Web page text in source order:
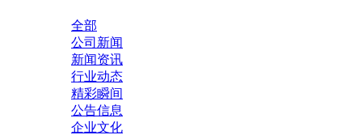
全部
公司新闻
新闻资讯
行业动态
精彩瞬间
公告信息
企业文化